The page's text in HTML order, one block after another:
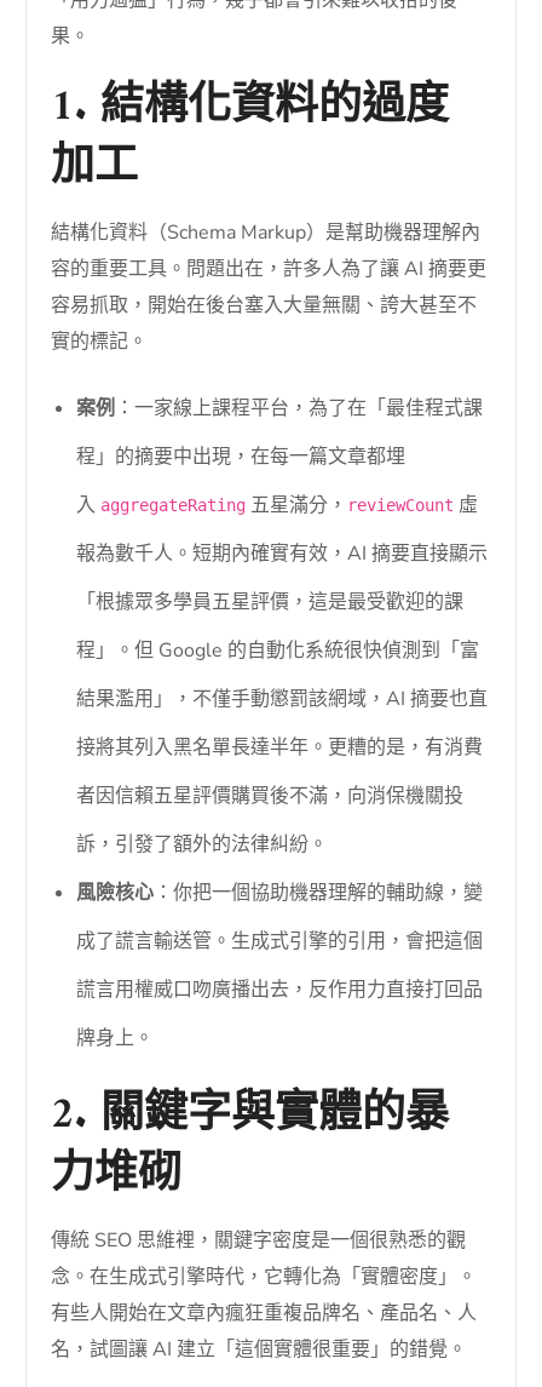
果。
1. 結構化資料的過度
加工
結構化資料（Schema Markup）是幫助機器理解內
容的重要工具。問題出在，許多人為了讓 AI 摘要更
容易抓取，開始在後台塞入大量無關、誇大甚至不
實的標記。
案例 ：一家線上課程平台，為了在「最佳程式課
程」的摘要中出現，在每一篇文章都埋
入 aggregateRating 五星滿分， reviewCount 虛
報為數千人。短期內確實有效，AI 摘要直接顯示
「根據眾多學員五星評價，這是最受歡迎的課
程」。但 Google 的自動化系統很快偵測到「富
結果濫用」，不僅手動懲罰該網域，AI 摘要也直
接將其列入黑名單長達半年。更糟的是，有消費
者因信賴五星評價購買後不滿，向消保機關投
訴，引發了額外的法律糾紛。
風險核心 ：你把一個協助機器理解的輔助線，變
成了謊言輸送管。生成式引擎的引用，會把這個
謊言用權威口吻廣播出去，反作用力直接打回品
牌身上。
2. 關鍵字與實體的暴
力堆砌
傳統 SEO 思維裡，關鍵字密度是一個很熟悉的觀
念。在生成式引擎時代，它轉化為「實體密度」。
有些人開始在文章內瘋狂重複品牌名、產品名、人
名，試圖讓 AI 建立「這個實體很重要」的錯覺。